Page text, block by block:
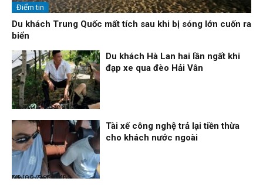
Điểm tin
Du khách Trung Quốc mất tích sau khi bị sóng lớn cuốn ra
biển
Thời sự
08/08/26, 13:10
Du khách Hà Lan hai lần ngất khi
đạp xe qua đèo Hải Vân
Nhịp sống 24h
08/08/26, 09:06
Tài xế công nghệ trả lại tiền thừa
cho khách nước ngoài